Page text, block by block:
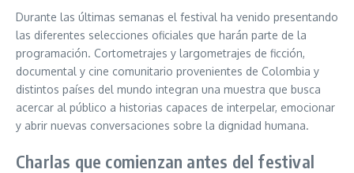
Durante las últimas semanas el festival ha venido presentando
las diferentes selecciones oficiales que harán parte de la
programación. Cortometrajes y largometrajes de ficción,
documental y cine comunitario provenientes de Colombia y
distintos países del mundo integran una muestra que busca
acercar al público a historias capaces de interpelar, emocionar
y abrir nuevas conversaciones sobre la dignidad humana.
Charlas que comienzan antes del festival